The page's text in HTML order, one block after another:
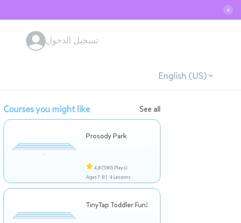
✕
تسجيل الدخول
English (US)
Courses you might like See all
Prosody Park
4,8(5365 Plays)
Ages 7-8 | 4 Lessons
TinyTap Toddler Fun!